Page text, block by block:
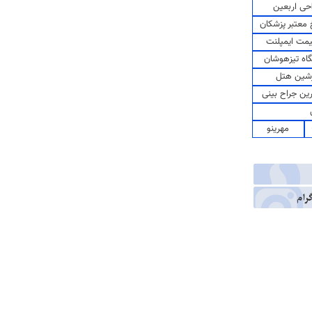
اربعین
پزشکان
ایمپلنت
تیزهوشان
هتل
جراح بینی
مهرینو